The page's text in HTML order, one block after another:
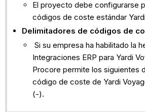
El proyecto debe configurarse
códigos de coste estándar
Delimitadores de códigos de
Si su empresa ha habilitado la
Integraciones ERP para Yardi
Procore permite los siguientes
código de coste de Yardi
(-).